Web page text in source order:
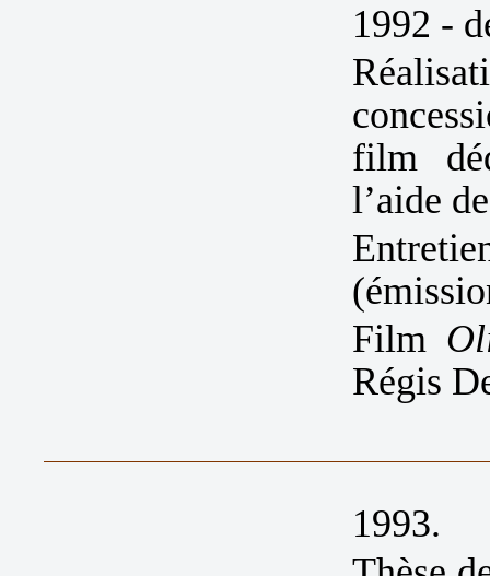
1992 -
film
l’aide
Film
Régis
1993.